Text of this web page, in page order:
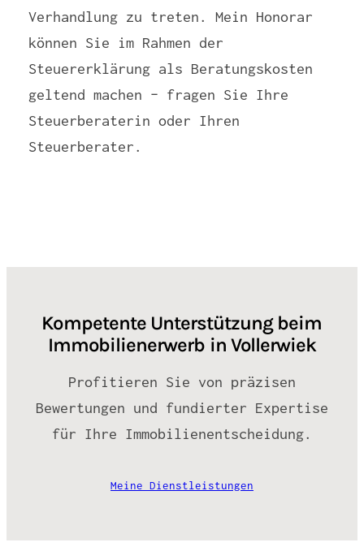
Verhandlung zu treten. Mein Honorar
können Sie im Rahmen der
Steuererklärung als Beratungskosten
geltend machen – fragen Sie Ihre
Steuerberaterin oder Ihren
Steuerberater.
Kompetente Unterstützung beim
Immobilienerwerb in Vollerwiek
Profitieren Sie von präzisen
Bewertungen und fundierter Expertise
für Ihre Immobilienentscheidung.
Meine Dienstleistungen